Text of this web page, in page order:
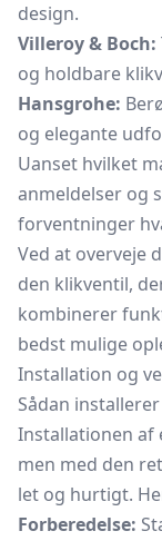
design.
Villeroy & Boch:
og holdbare
Hansgrohe:
og elegante
Uanset hvilket
anmeldelser og
forventninger
Ved at overveje
den klikventil,
kombinerer
bedst mulige
Installation og
Sådan
Installationen af
men med den
let og hurtigt.
Forberedelse: